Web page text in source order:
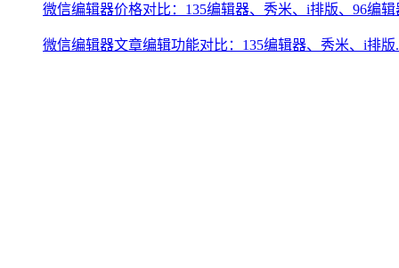
微信编辑器价格对比：135编辑器、秀米、i排版、96编辑
微信编辑器文章编辑功能对比：135编辑器、秀米、i排版